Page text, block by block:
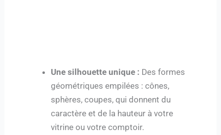
Une silhouette unique : Des formes
géométriques empilées : cônes,
sphères, coupes, qui donnent du
caractère et de la hauteur à votre
vitrine ou votre comptoir.